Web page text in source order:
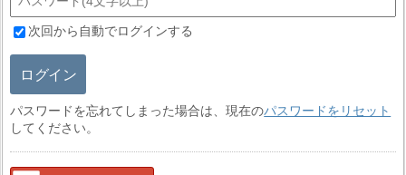
次回から自動でログインする
ログイン
パスワードを忘れてしまった場合は、現在のパスワードをリセット
してください。